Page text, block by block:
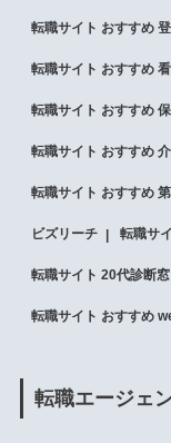
転職サイト おすすめ
転職サイト おすすめ
転職サイト おすすめ
転職サイト おすすめ
転職サイト おすすめ
ビズリーチ 転職サ
転職サイト 20代診断窓
転職サイト おすすめ
転職エージェ